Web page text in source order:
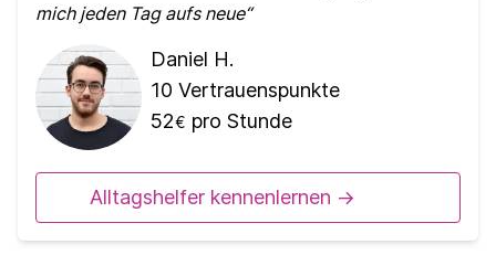
mich jeden Tag aufs neue
Daniel H.
10 Vertrauenspunkte
52€ pro Stunde
Alltagshelfer kennenlernen ->